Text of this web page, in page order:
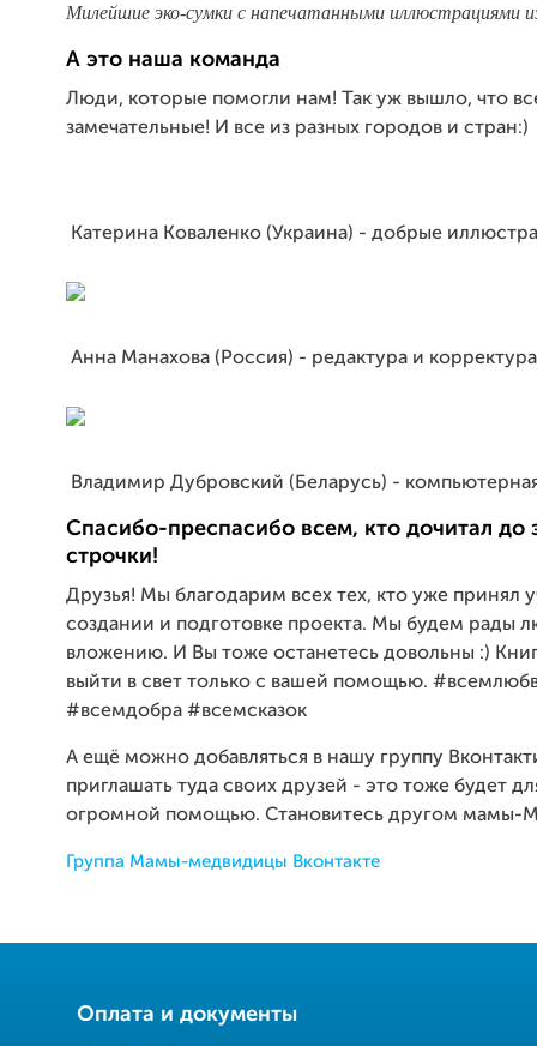
Милейшие эко-сумки с напечатанными иллюстрациями
А это наша команда
Люди, которые помогли нам! Так уж вышло, что
замечательные! И все из разных городов и стран:)
Катерина Коваленко (Украина) - добрые
Анна Манахова (Россия) - редактура и корректура
Владимир Дубровский (Беларусь) -
Спасибо-преспасибо всем, кто дочитал до
строчки!
Друзья! Мы благодарим всех тех, кто уже принял
создании и подготовке проекта. Мы будем рады
вложению. И Вы тоже останетесь довольны :)
выйти в свет только с вашей помощью.
#всемдобра #всемсказок
А ещё можно добавляться в нашу группу
приглашать туда своих друзей - это тоже будет
огромной помощью. Становитесь другом мамы-
Группа Мамы-медвидицы Вконтакте
Оплата и документы